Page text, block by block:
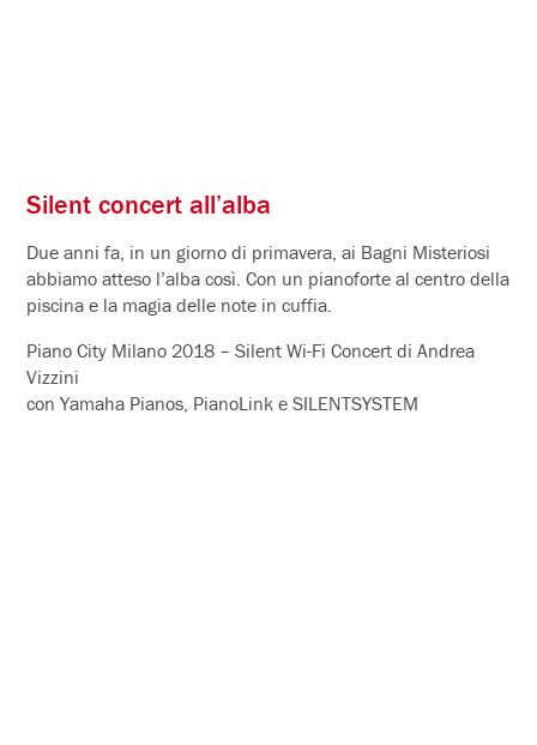
Silent concert all’alba
Due anni fa, in un giorno di primavera, ai Bagni Misteriosi
abbiamo atteso l’alba così. Con un pianoforte al centro della
piscina e la magia delle note in cuffia.
Piano City Milano 2018 – Silent Wi-Fi Concert di Andrea
Vizzini
con Yamaha Pianos, PianoLink e SILENTSYSTEM